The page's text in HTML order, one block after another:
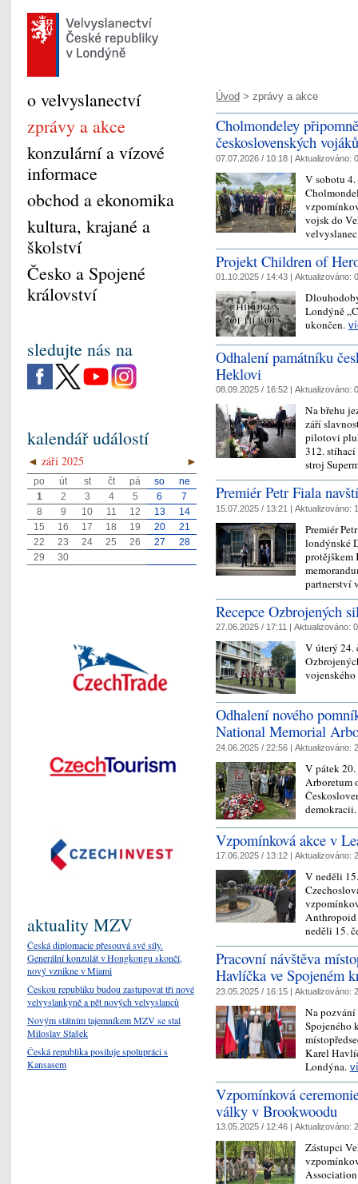
Úvod > zprávy a akce
Cholmondeley
československých
07.07.2026 / 10:18 | Aktualizováno:
V sobotu 4.
vojsk do
Projekt Children of
01.10.2025 / 14:43 | Aktualizováno:
Londýně
ukončen.
Odhalení památníku
Heklovi
08.09.2025 / 16:52 | Aktualizováno:
Na břehu
září
pilotovi
312.
stroj
Premiér Petr Fiala
15.07.2025 / 13:21 | Aktualizováno:
Premiér
londýnské
protějškem
partnerství
Recepce Ozbrojených
27.06.2025 / 17:11 | Aktualizováno:
V úterý 24.
Odhalení nového
National Memorial
24.06.2025 / 22:56 | Aktualizováno:
V pátek
Arboretum
Vzpomínková akce v
17.06.2025 / 13:12 | Aktualizováno:
V neděli
Anthropoid
neděli 15.
Pracovní návštěva
Havlíčka ve Spojeném
23.05.2025 / 16:15 | Aktualizováno:
Na pozvání
Spojeného
Karel
Londýna.
Vzpomínková
války v Brookwoodu
13.05.2025 / 12:46 | Aktualizováno:
Zástupci
Association
o velvyslanectví
zprávy a akce
konzulární a vízové
informace
obchod a ekonomika
kultura, krajané a
školství
Česko a Spojené
království
sledujte nás na
kalendář událostí
◄ ►
září 2025
po út st čt pá so
ne
1
2 3 4 5 6
7
8
9 10 11 12 13
14
15
16 17 18 19 20
21
22
23 24 25 26 27
28
29
30
aktuality MZV
Česká diplomacie přesouvá své síly.
Generální konzulát v Hongkongu skončí,
nový vznikne v Miami
Českou republiku budou zastupovat tři nové
velvyslankyně a pět nových velvyslanců
Novým státním tajemníkem MZV se stal
Miloslav Stašek
Česká republika posiluje spolupráci s
Kansasem